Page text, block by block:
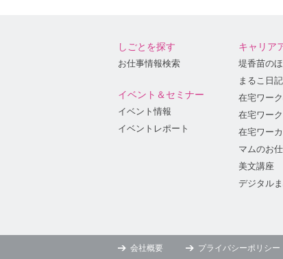
しごとを探す
お仕事情報検索
イベント＆セミナー
イベント情報
イベントレポート
キャリア
堤香苗の
まるこ日記
在宅ワー
在宅ワー
在宅ワー
マムのお
美文講座
デジタル
会社概要 プライバシーポリシー